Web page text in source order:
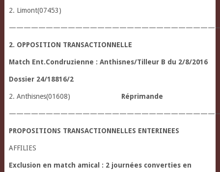
2. Limont(07453)
2. OPPOSITION TRANSACTIONNELLE
Match Ent.Condruzienne : Anthisnes/Tilleur B du 2/8/2016
Dossier 24/18816/2
2. Anthisnes(01608) Réprimande
PROPOSITIONS TRANSACTIONNELLES ENTERINEES
AFFILIES
Exclusion en match amical : 2 journées converties en